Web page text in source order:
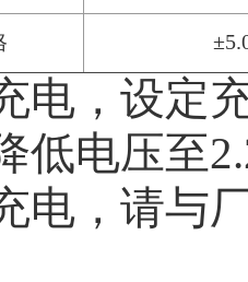
电，设定
低电压至
电，请与